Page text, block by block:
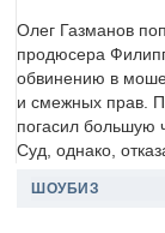
Олег Газманов
продюсера
обвинению в
и смежных прав.
погасил большую
Суд, однако,
ШОУБИЗ